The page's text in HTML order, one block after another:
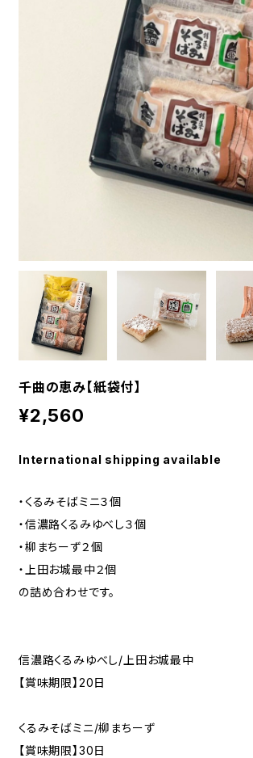
千曲の恵み【紙袋付】
¥2,560
International shipping available
・くるみそばミニ３個
・信濃路くるみゆべし３個
・柳まちーず２個
・上田お城最中２個
の詰め合わせです。
信濃路くるみゆべし/上田お城最中
【賞味期限】20日
くるみそばミニ/柳まちーず
【賞味期限】30日